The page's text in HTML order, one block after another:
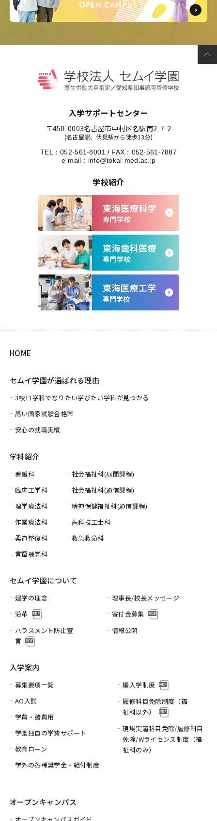
入学サポートセンター
〒450-0003名古屋市中村区名駅南2-7-2
(名古屋駅、伏見駅から徒歩13分)
TEL：052-561-8001 / FAX：052-561-7887
e-mail： info@tokai-med.ac.jp
学校紹介
HOME
セムイ学園が選ばれる理由
3校11学科でなりたい学びたい学科が見つかる
高い国家試験合格率
安心の就職実績
学科紹介
看護科
臨床工学科
理学療法科
作業療法科
柔道整復科
言語聴覚科
社会福祉科(昼間課程)
社会福祉科(通信課程)
精神保健福祉科(通信課程)
歯科技工士科
救急救命科
セムイ学園について
建学の理念
理事長/校長メッセージ
沿革
寄付金募集
ハラスメント防止宣
言
情報公開
入学案内
募集要項一覧
AO入試
学費・諸費用
学園独自の学費サポート
教育ローン
学外の各種奨学金・給付制度
編入学制度
履修科目免除制度（福
祉科以外）
現場実習科目免除/履修科目
免除/Wライセンス制度（福
祉科のみ）
オープンキャンパス